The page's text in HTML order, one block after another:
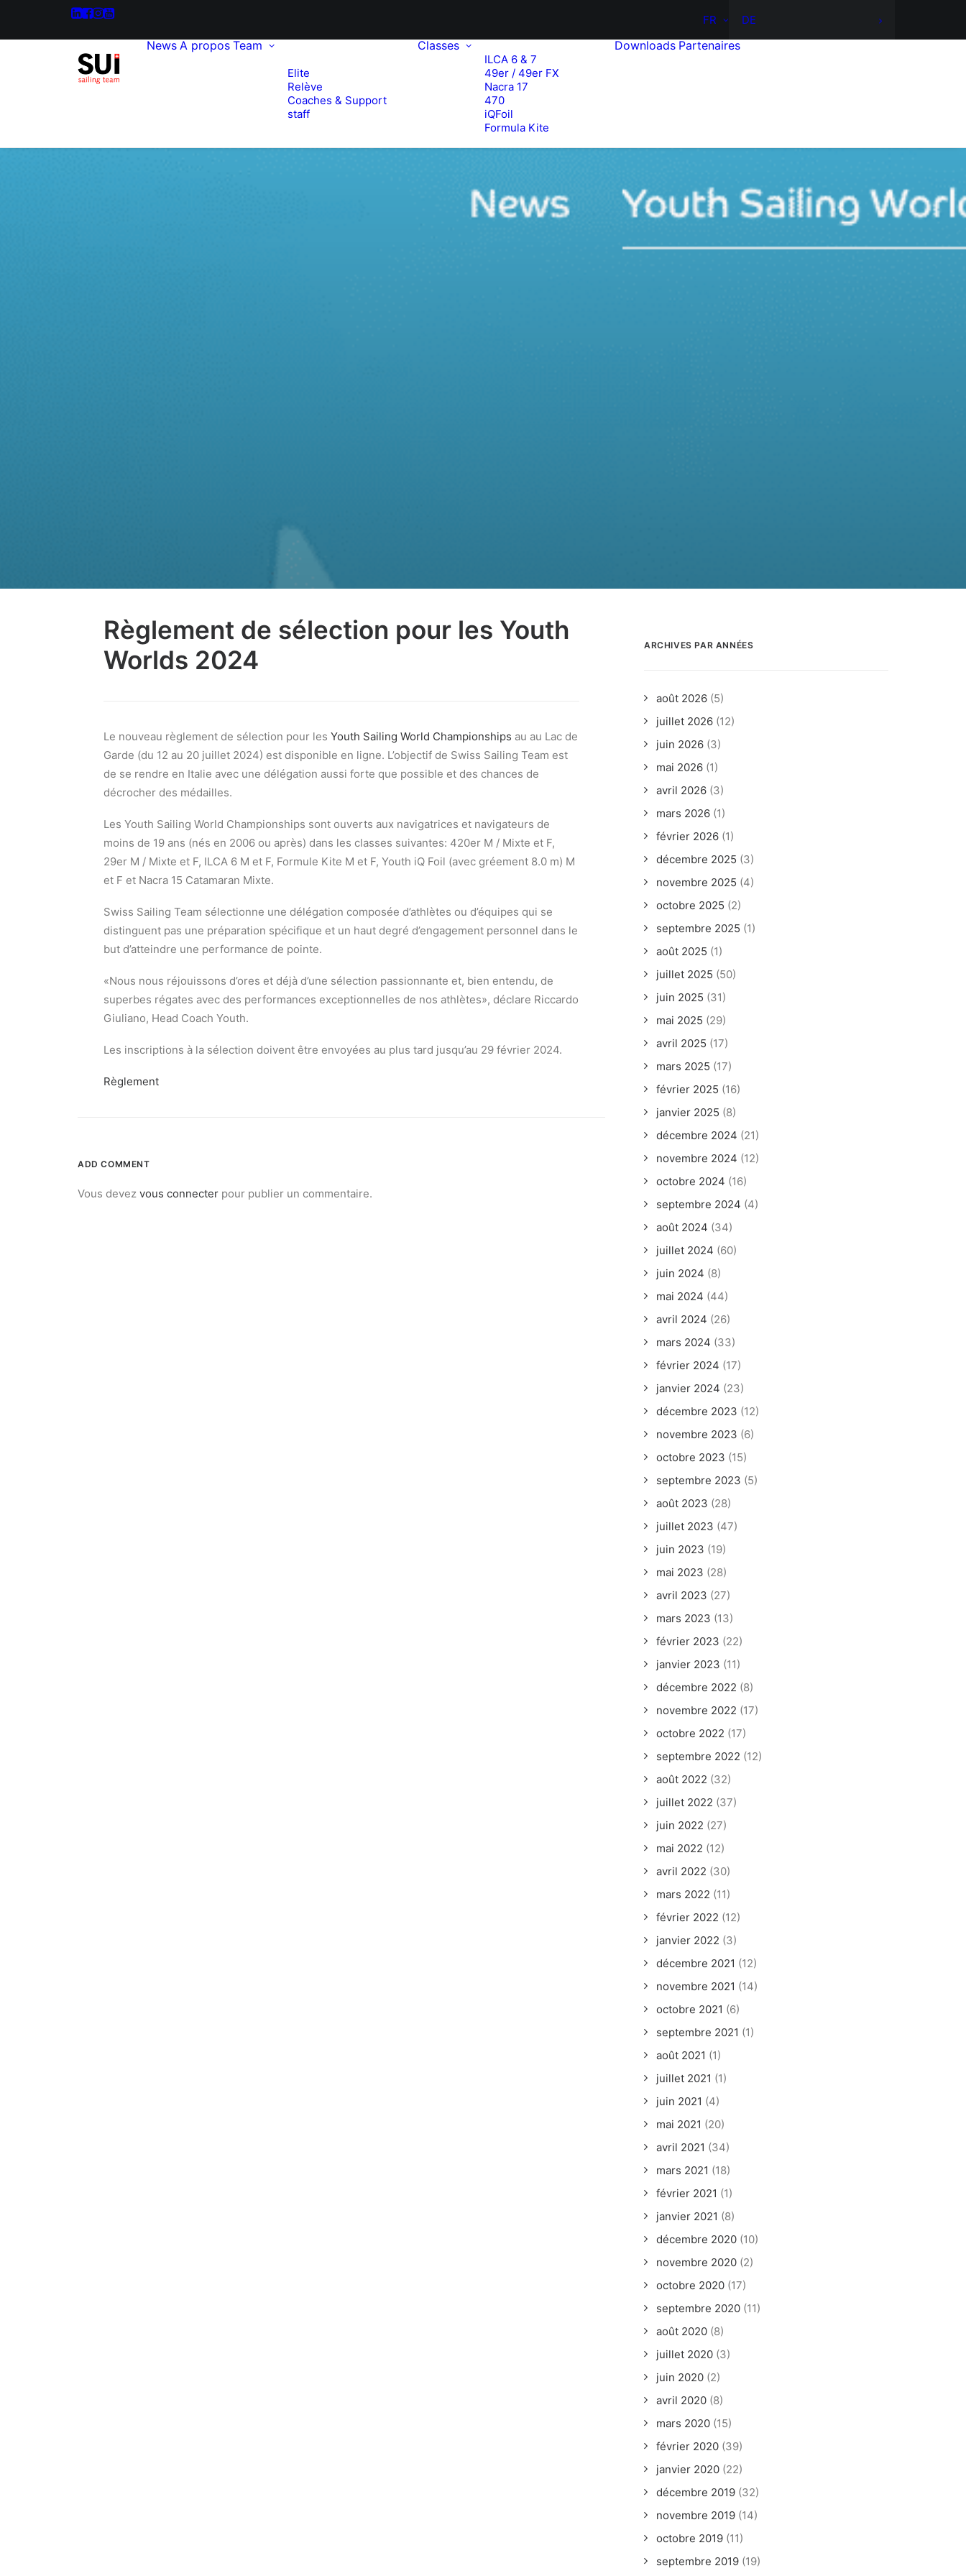
FR DE
News A propos Team
Elite
Relève
Coaches & Support
staff
Classes
ILCA 6 & 7
49er / 49er FX
Nacra 17
470
iQFoil
Formula Kite
Downloads Partenaires
Règlement de sélection pour les Youth
Worlds 2024
Le nouveau règlement de sélection pour les Youth Sailing World Championships au au Lac de
Garde (du 12 au 20 juillet 2024) est disponible en ligne. L’objectif de Swiss Sailing Team est
de se rendre en Italie avec une délégation aussi forte que possible et des chances de
décrocher des médailles.
Les Youth Sailing World Championships sont ouverts aux navigatrices et navigateurs de
moins de 19 ans (nés en 2006 ou après) dans les classes suivantes: 420er M / Mixte et F,
29er M / Mixte et F, ILCA 6 M et F, Formule Kite M et F, Youth iQ Foil (avec gréement 8.0 m) M
et F et Nacra 15 Catamaran Mixte.
Swiss Sailing Team sélectionne une délégation composée d’athlètes ou d’équipes qui se
distinguent pas une préparation spécifique et un haut degré d’engagement personnel dans le
but d’atteindre une performance de pointe.
«Nous nous réjouissons d’ores et déjà d’une sélection passionnante et, bien entendu, de
superbes régates avec des performances exceptionnelles de nos athlètes», déclare Riccardo
Giuliano, Head Coach Youth.
Les inscriptions à la sélection doivent être envoyées au plus tard jusqu’au 29 février 2024.
Règlement
ADD COMMENT
Vous devez vous connecter pour publier un commentaire.
ARCHIVES PAR ANNÉES
août 2026 (5)
juillet 2026 (12)
juin 2026 (3)
mai 2026 (1)
avril 2026 (3)
mars 2026 (1)
février 2026 (1)
décembre 2025 (3)
novembre 2025 (4)
octobre 2025 (2)
septembre 2025 (1)
août 2025 (1)
juillet 2025 (50)
juin 2025 (31)
mai 2025 (29)
avril 2025 (17)
mars 2025 (17)
février 2025 (16)
janvier 2025 (8)
décembre 2024 (21)
novembre 2024 (12)
octobre 2024 (16)
septembre 2024 (4)
août 2024 (34)
juillet 2024 (60)
juin 2024 (8)
mai 2024 (44)
avril 2024 (26)
mars 2024 (33)
février 2024 (17)
janvier 2024 (23)
décembre 2023 (12)
novembre 2023 (6)
octobre 2023 (15)
septembre 2023 (5)
août 2023 (28)
juillet 2023 (47)
juin 2023 (19)
mai 2023 (28)
avril 2023 (27)
mars 2023 (13)
février 2023 (22)
janvier 2023 (11)
décembre 2022 (8)
novembre 2022 (17)
octobre 2022 (17)
septembre 2022 (12)
août 2022 (32)
juillet 2022 (37)
juin 2022 (27)
mai 2022 (12)
avril 2022 (30)
mars 2022 (11)
février 2022 (12)
janvier 2022 (3)
décembre 2021 (12)
novembre 2021 (14)
octobre 2021 (6)
septembre 2021 (1)
août 2021 (1)
juillet 2021 (1)
juin 2021 (4)
mai 2021 (20)
avril 2021 (34)
mars 2021 (18)
février 2021 (1)
janvier 2021 (8)
décembre 2020 (10)
novembre 2020 (2)
octobre 2020 (17)
septembre 2020 (11)
août 2020 (8)
juillet 2020 (3)
juin 2020 (2)
avril 2020 (8)
mars 2020 (15)
février 2020 (39)
janvier 2020 (22)
décembre 2019 (32)
novembre 2019 (14)
octobre 2019 (11)
septembre 2019 (19)